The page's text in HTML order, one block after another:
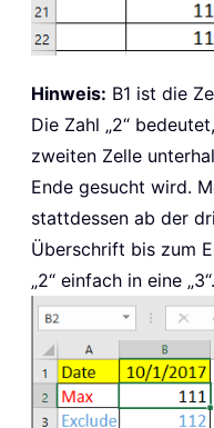
Hinweis: B1 ist die
Die Zahl „2“
zweiten Zelle
Ende gesucht wird.
stattdessen ab der
Überschrift bis zum
„2“ einfach in eine